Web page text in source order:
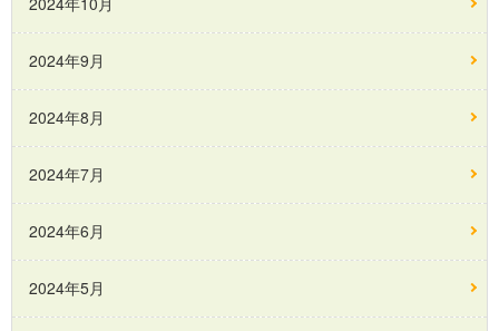
2024年9月
2024年8月
2024年7月
2024年6月
2024年5月